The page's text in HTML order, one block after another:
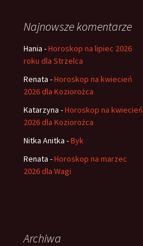
Najnowsze komentarze
Hania -Horoskop na lipiec 2026
roku dla Strzelca
Renata -Horoskop na kwiecień
2026 dla Koziorożca
Katarzyna -Horoskop na kwiecień
2026 dla Koziorożca
Nitka Anitka -Byk
Renata -Horoskop na marzec
2026 dla Wagi
Archiwa